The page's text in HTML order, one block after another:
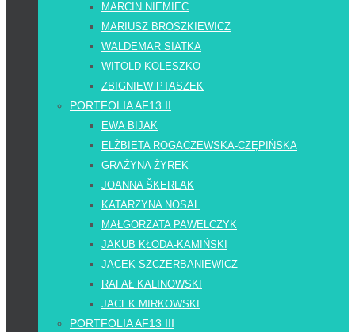
MARCIN NIEMIEC
MARIUSZ BROSZKIEWICZ
WALDEMAR SIATKA
WITOLD KOLESZKO
ZBIGNIEW PTASZEK
PORTFOLIA AF13 II
EWA BIJAK
ELŻBIETA ROGACZEWSKA-CZĘPIŃSKA
GRAŻYNA ŻYREK
JOANNA ŠKERLAK
KATARZYNA NOSAL
MAŁGORZATA PAWELCZYK
JAKUB KŁODA-KAMIŃSKI
JACEK SZCZERBANIEWICZ
RAFAŁ KALINOWSKI
JACEK MIRKOWSKI
PORTFOLIA AF13 III